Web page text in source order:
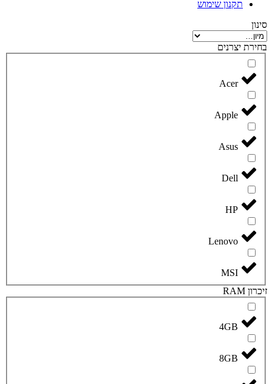
תקנון שימוש
סינון
בחירת יצרנים
Acer
Apple
Asus
Dell
HP
Lenovo
MSI
זיכרון RAM
4GB
8GB